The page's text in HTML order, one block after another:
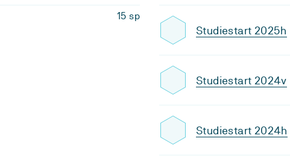
Studiestart 2025h
Studiestart 2024v
Studiestart 2024h
15 sp